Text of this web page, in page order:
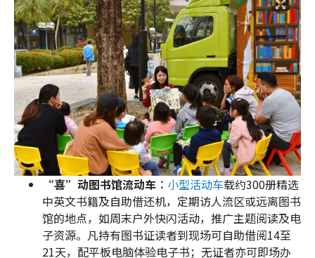
“喜”动图书馆流动车︰ 小型活动车载约300册精选
中英文书籍及自助借还机，定期访人流区或远离图书
馆的地点，如周末户外快闪活动，推广主题阅读及电
子资源。凡持有图书证读者到现场可自助借阅14至
21天，配平板电脑体验电子书；无证者亦可即场办